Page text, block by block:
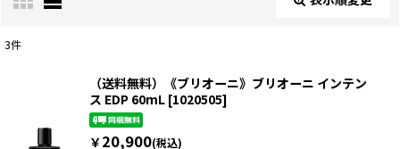
並び順
3件
（送料無料）《ブリオーニ》ブリオーニ インテン
ス EDP 60mL [1020505]
￥ 20,900(税込)